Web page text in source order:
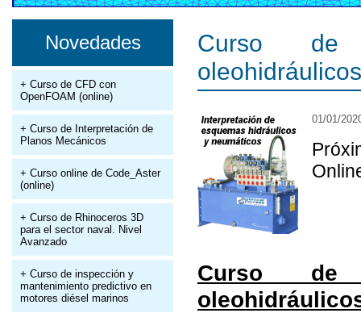
Novedades
+ Curso de CFD con
OpenFOAM (online)
+ Curso de Interpretación de
Planos Mecánicos
+ Curso online de Code_Aster
(online)
+ Curso de Rhinoceros 3D
para el sector naval. Nivel
Avanzado
+ Curso de inspección y
mantenimiento predictivo en
motores diésel marinos
Curso de
01/01/
Curso de